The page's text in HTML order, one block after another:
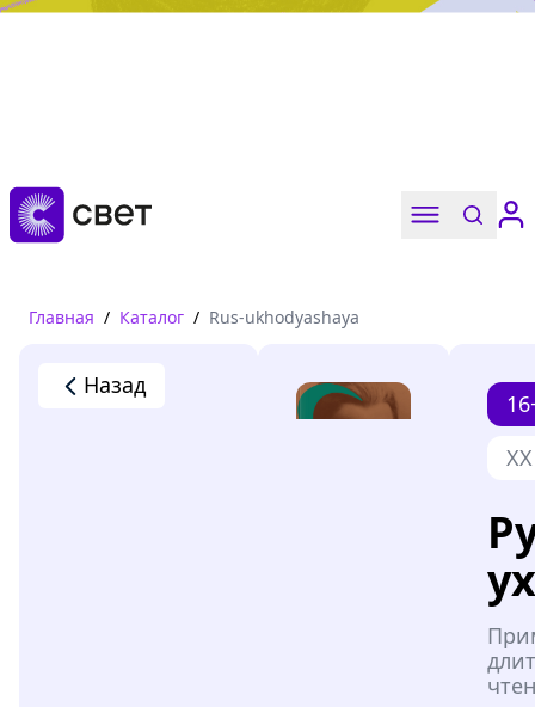
Дружба, любовь, взросление
Читать
Главная / Каталог / Rus-ukhodyashaya
Назад